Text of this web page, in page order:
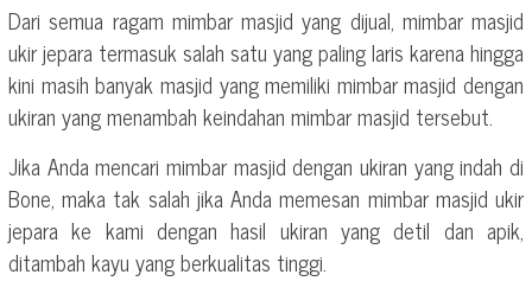
Dari semua ragam mimbar masjid yang dijual, mimbar masjid
ukir jepara termasuk salah satu yang paling laris karena hingga
kini masih banyak masjid yang memiliki mimbar masjid dengan
ukiran yang menambah keindahan mimbar masjid tersebut.
Jika Anda mencari mimbar masjid dengan ukiran yang indah di
Bone, maka tak salah jika Anda memesan mimbar masjid ukir
jepara ke kami dengan hasil ukiran yang detil dan apik,
ditambah kayu yang berkualitas tinggi.